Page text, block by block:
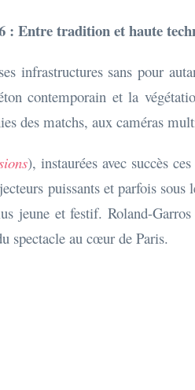
: Entre tradition et haute
infrastructures sans pour
contemporain et la
des matchs, aux caméras
), instaurées avec succès
puissants et parfois
jeune et festif. Roland-
spectacle au cœur de Paris.